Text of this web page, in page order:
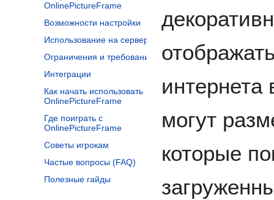
OnlinePictureFrame
Возможности настройки
Использование на серверах
Ограничения и требования
Интеграции
Как начать использовать
OnlinePictureFrame
Где поиграть с
OnlinePictureFrame
Советы игрокам
Частые вопросы (FAQ)
Полезные гайды
интернета
могут
которые